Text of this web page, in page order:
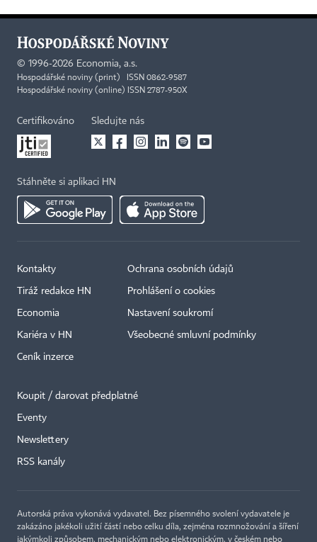
© 1996-2026 Economia, a.s.
Hospodářské noviny (print) ISSN 0862-9587
Hospodářské noviny (online) ISSN 2787-950X
Certifikováno Sledujte nás
Stáhněte si aplikaci HN
Kontakty
Tiráž redakce HN
Economia
Kariéra v HN
Ceník inzerce
Ochrana osobních údajů
Prohlášení o cookies
Nastavení soukromí
Všeobecné smluvní podmínky
Koupit / darovat předplatné
Eventy
Newslettery
RSS kanály
Autorská práva vykonává vydavatel. Bez písemného svolení vydavatele je
zakázáno jakékoli užití částí nebo celku díla, zejména rozmnožování a šíření
jakýmkoli způsobem, mechanickým nebo elektronickým, v českém nebo